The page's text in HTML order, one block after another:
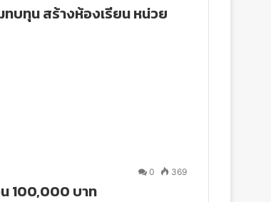
บทุน สร้างห้องเรียน หน่วย
0 369
100,000 บาท